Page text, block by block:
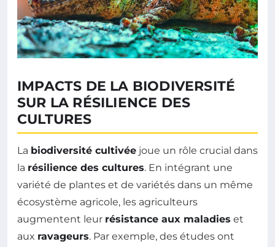
IMPACTS DE LA BIODIVERSITÉ
SUR LA RÉSILIENCE DES
CULTURES
La biodiversité cultivée joue un rôle crucial dans
la résilience des cultures. En intégrant une
variété de plantes et de variétés dans un même
écosystème agricole, les agriculteurs
augmentent leur résistance aux maladies et
aux ravageurs. Par exemple, des études ont